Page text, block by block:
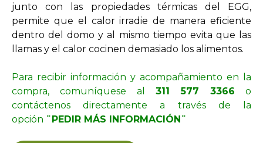
junto con las propiedades térmicas del EGG,
permite que el calor irradie de manera eficiente
dentro del domo y al mismo tiempo evita que las
llamas y el calor cocinen demasiado los alimentos.
Para recibir información y acompañamiento en la
compra, comuníquese al 311 577 3366 o
contáctenos directamente a través de la
opción ¨PEDIR MÁS INFORMACIÓN¨